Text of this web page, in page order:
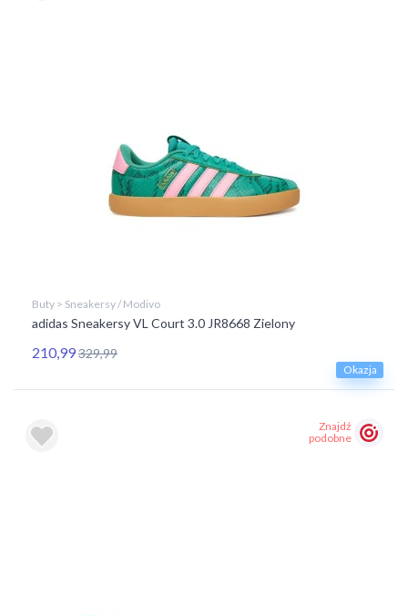
Okazja
Buty > Sneakersy / Modivo
adidas Sneakersy VL Court 3.0 JR8668 Zielony
210,99329,99
Znajdź
podobne